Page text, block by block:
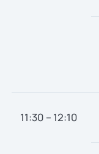
11:30 – 12:10